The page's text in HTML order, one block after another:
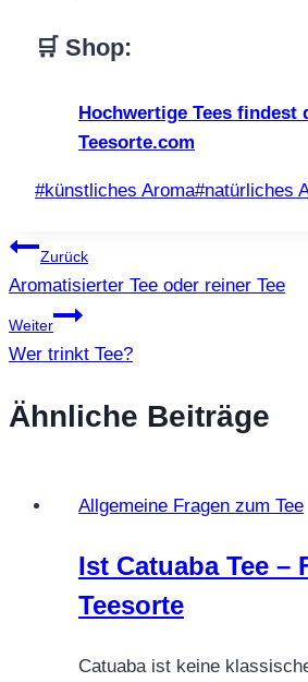
🛒 Shop:
Hochwertige Tees findest
Teesorte.com
Schlagworte:
#künstliches Aroma#natürliches
Beitragsnavigation
Zurück
Aromatisierter Tee oder reiner Tee
Weiter
Wer trinkt Tee?
Ähnliche Beiträge
Allgemeine Fragen zum Tee
Ist Catuaba Tee –
Teesorte
Catuaba ist keine